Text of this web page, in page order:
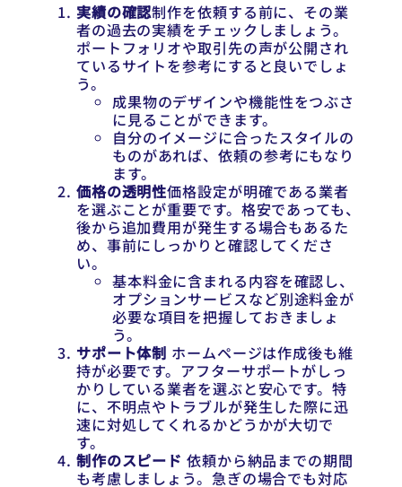
実績の確認制作を依頼する前に、その業
者の過去の実績をチェックしましょう。
ポートフォリオや取引先の声が公開され
ているサイトを参考にすると良いでしょ
う。
成果物のデザインや機能性をつぶさ
に見ることができます。
自分のイメージに合ったスタイルの
ものがあれば、依頼の参考にもなり
ます。
価格の透明性価格設定が明確である業者
を選ぶことが重要です。格安であっても、
後から追加費用が発生する場合もあるた
め、事前にしっかりと確認してくださ
い。
基本料金に含まれる内容を確認し、
オプションサービスなど別途料金が
必要な項目を把握しておきましょ
う。
サポート体制 ホームページは作成後も維
持が必要です。アフターサポートがしっ
かりしている業者を選ぶと安心です。特
に、不明点やトラブルが発生した際に迅
速に対処してくれるかどうかが大切で
す。
制作のスピード 依頼から納品までの期間
も考慮しましょう。急ぎの場合でも対応